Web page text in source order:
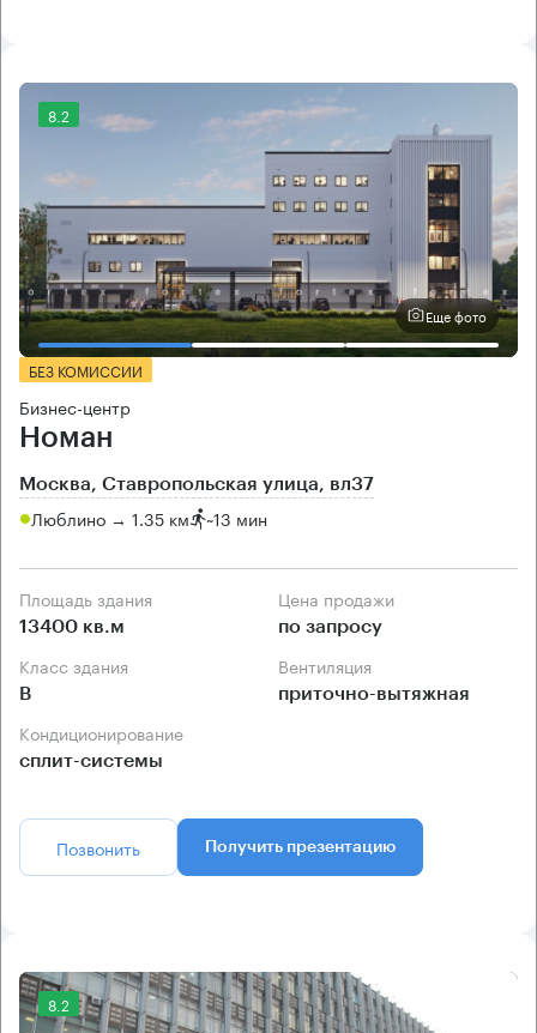
8.2
Еще фото
БЕЗ КОМИССИИ
Бизнес-центр
Номан
Москва, Ставропольская улица, вл37
Люблино → 1.35 км ~13 мин
Площадь здания
13400 кв.м
Цена продажи
по запросу
Класс здания
B
Вентиляция
приточно-вытяжная
Кондиционирование
сплит-системы
Позвонить Получить презентацию
8.2